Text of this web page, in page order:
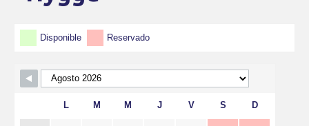
Disponible Reservado
L M M J V S D